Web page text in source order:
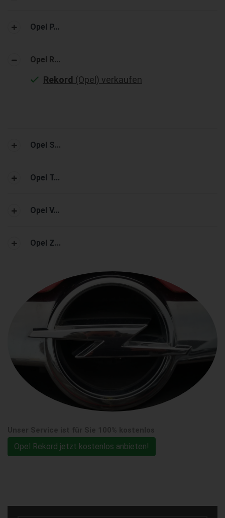
Opel P...
Opel R...
Rekord (Opel) verkaufen
Opel S...
Opel T...
Opel V...
Opel Z...
Opel Rekord jetzt kostenlos anbieten!